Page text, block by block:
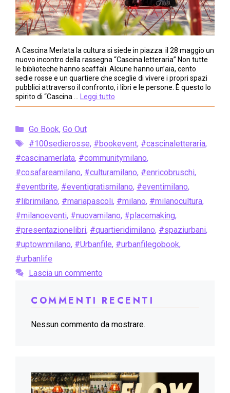
A Cascina Merlata la cultura si siede in piazza: il 28 maggio un
nuovo incontro della rassegna “Cascina letteraria” Non tutte
le biblioteche hanno scaffali. Alcune hanno un’aia, cento
sedie rosse e un quartiere che sceglie di vivere i propri spazi
pubblici attraverso il confronto, i libri e le persone. È questo lo
spirito di “Cascina … Leggi tutto
Categorie
Go Book, Go Out
Tag
#100sedierosse, #bookevent, #cascinaletteraria,
#cascinamerlata, #communitymilano,
#cosafareamilano, #culturamilano, #enricobruschi,
#eventbrite, #eventigratismilano, #eventimilano,
#librimilano, #mariapascoli, #milano, #milanocultura,
#milanoeventi, #nuovamilano, #placemaking,
#presentazionelibri, #quartieridimilano, #spaziurbani,
#uptownmilano, #Urbanfile, #urbanfilegobook,
#urbanlife
Lascia un commento
COMMENTI RECENTI
Nessun commento da mostrare.